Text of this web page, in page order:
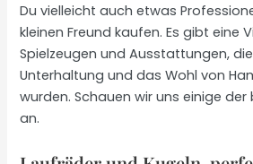
Du vielleicht auch etwas
kleinen Freund kaufen. Es gibt eine
Spielzeugen und Ausstattungen,
Unterhaltung und das Wohl von
wurden. Schauen wir uns einige
an.